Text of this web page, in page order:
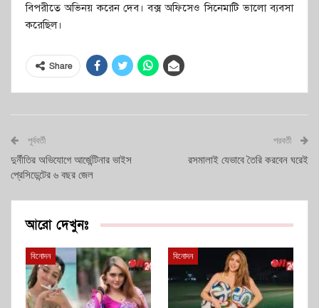
বিপরীতে অভিনয় করেন দেব। বক্স অফিসেও সিনেমাটি ভালো ব্যবসা
করেছিল।
Share
পূর্ববর্তী
দুর্নীতির অভিযোগে আর্জেন্টিনার ভাইস
প্রেসিডেন্টের ৬ বছর জেল
পরবর্তী
রসমালাই যেভাবে তৈরি করবেন ঘরেই
আরো দেখুনঃ
বিনোদন বিনোদন